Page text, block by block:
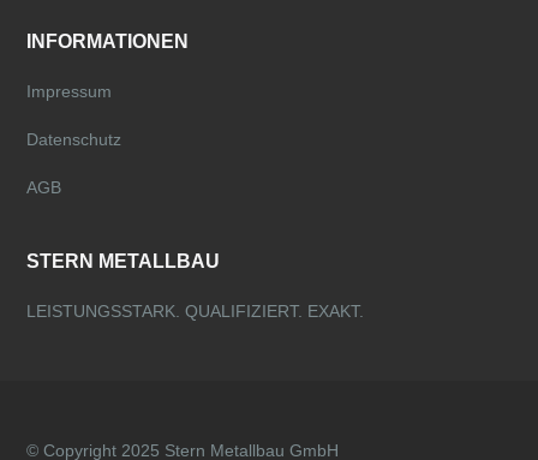
INFORMATIONEN
Impressum
Datenschutz
AGB
STERN METALLBAU
LEISTUNGSSTARK. QUALIFIZIERT. EXAKT.
© Copyright 2025 Stern Metallbau GmbH